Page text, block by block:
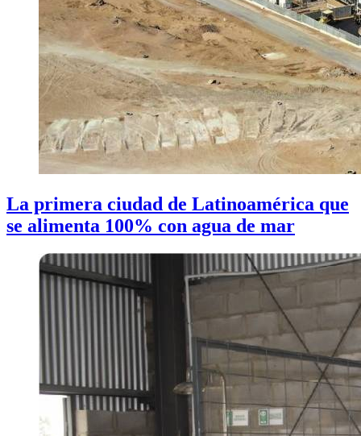
La primera ciudad de Latinoamérica que
se alimenta 100% con agua de mar